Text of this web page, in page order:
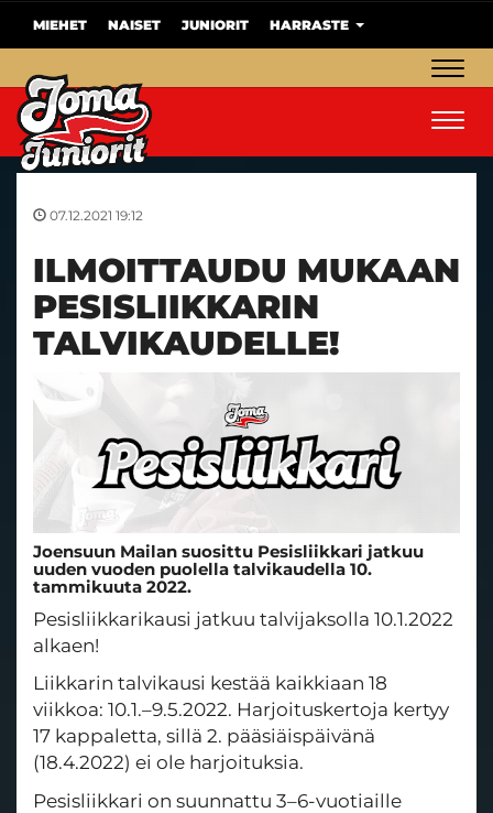
MIEHET NAISET JUNIORIT HARRASTE
07.12.2021 19:12
ILMOITTAUDU MUKAAN
PESISLIIKKARIN
TALVIKAUDELLE!
Joensuun Mailan suosittu Pesisliikkari jatkuu
uuden vuoden puolella talvikaudella 10.
tammikuuta 2022.
Pesisliikkarikausi jatkuu talvijaksolla 10.1.2022
alkaen!
Liikkarin talvikausi kestää kaikkiaan 18
viikkoa: 10.1.–9.5.2022. Harjoituskertoja kertyy
17 kappaletta, sillä 2. pääsiäispäivänä
(18.4.2022) ei ole harjoituksia.
Pesisliikkari on suunnattu 3–6-vuotiaille